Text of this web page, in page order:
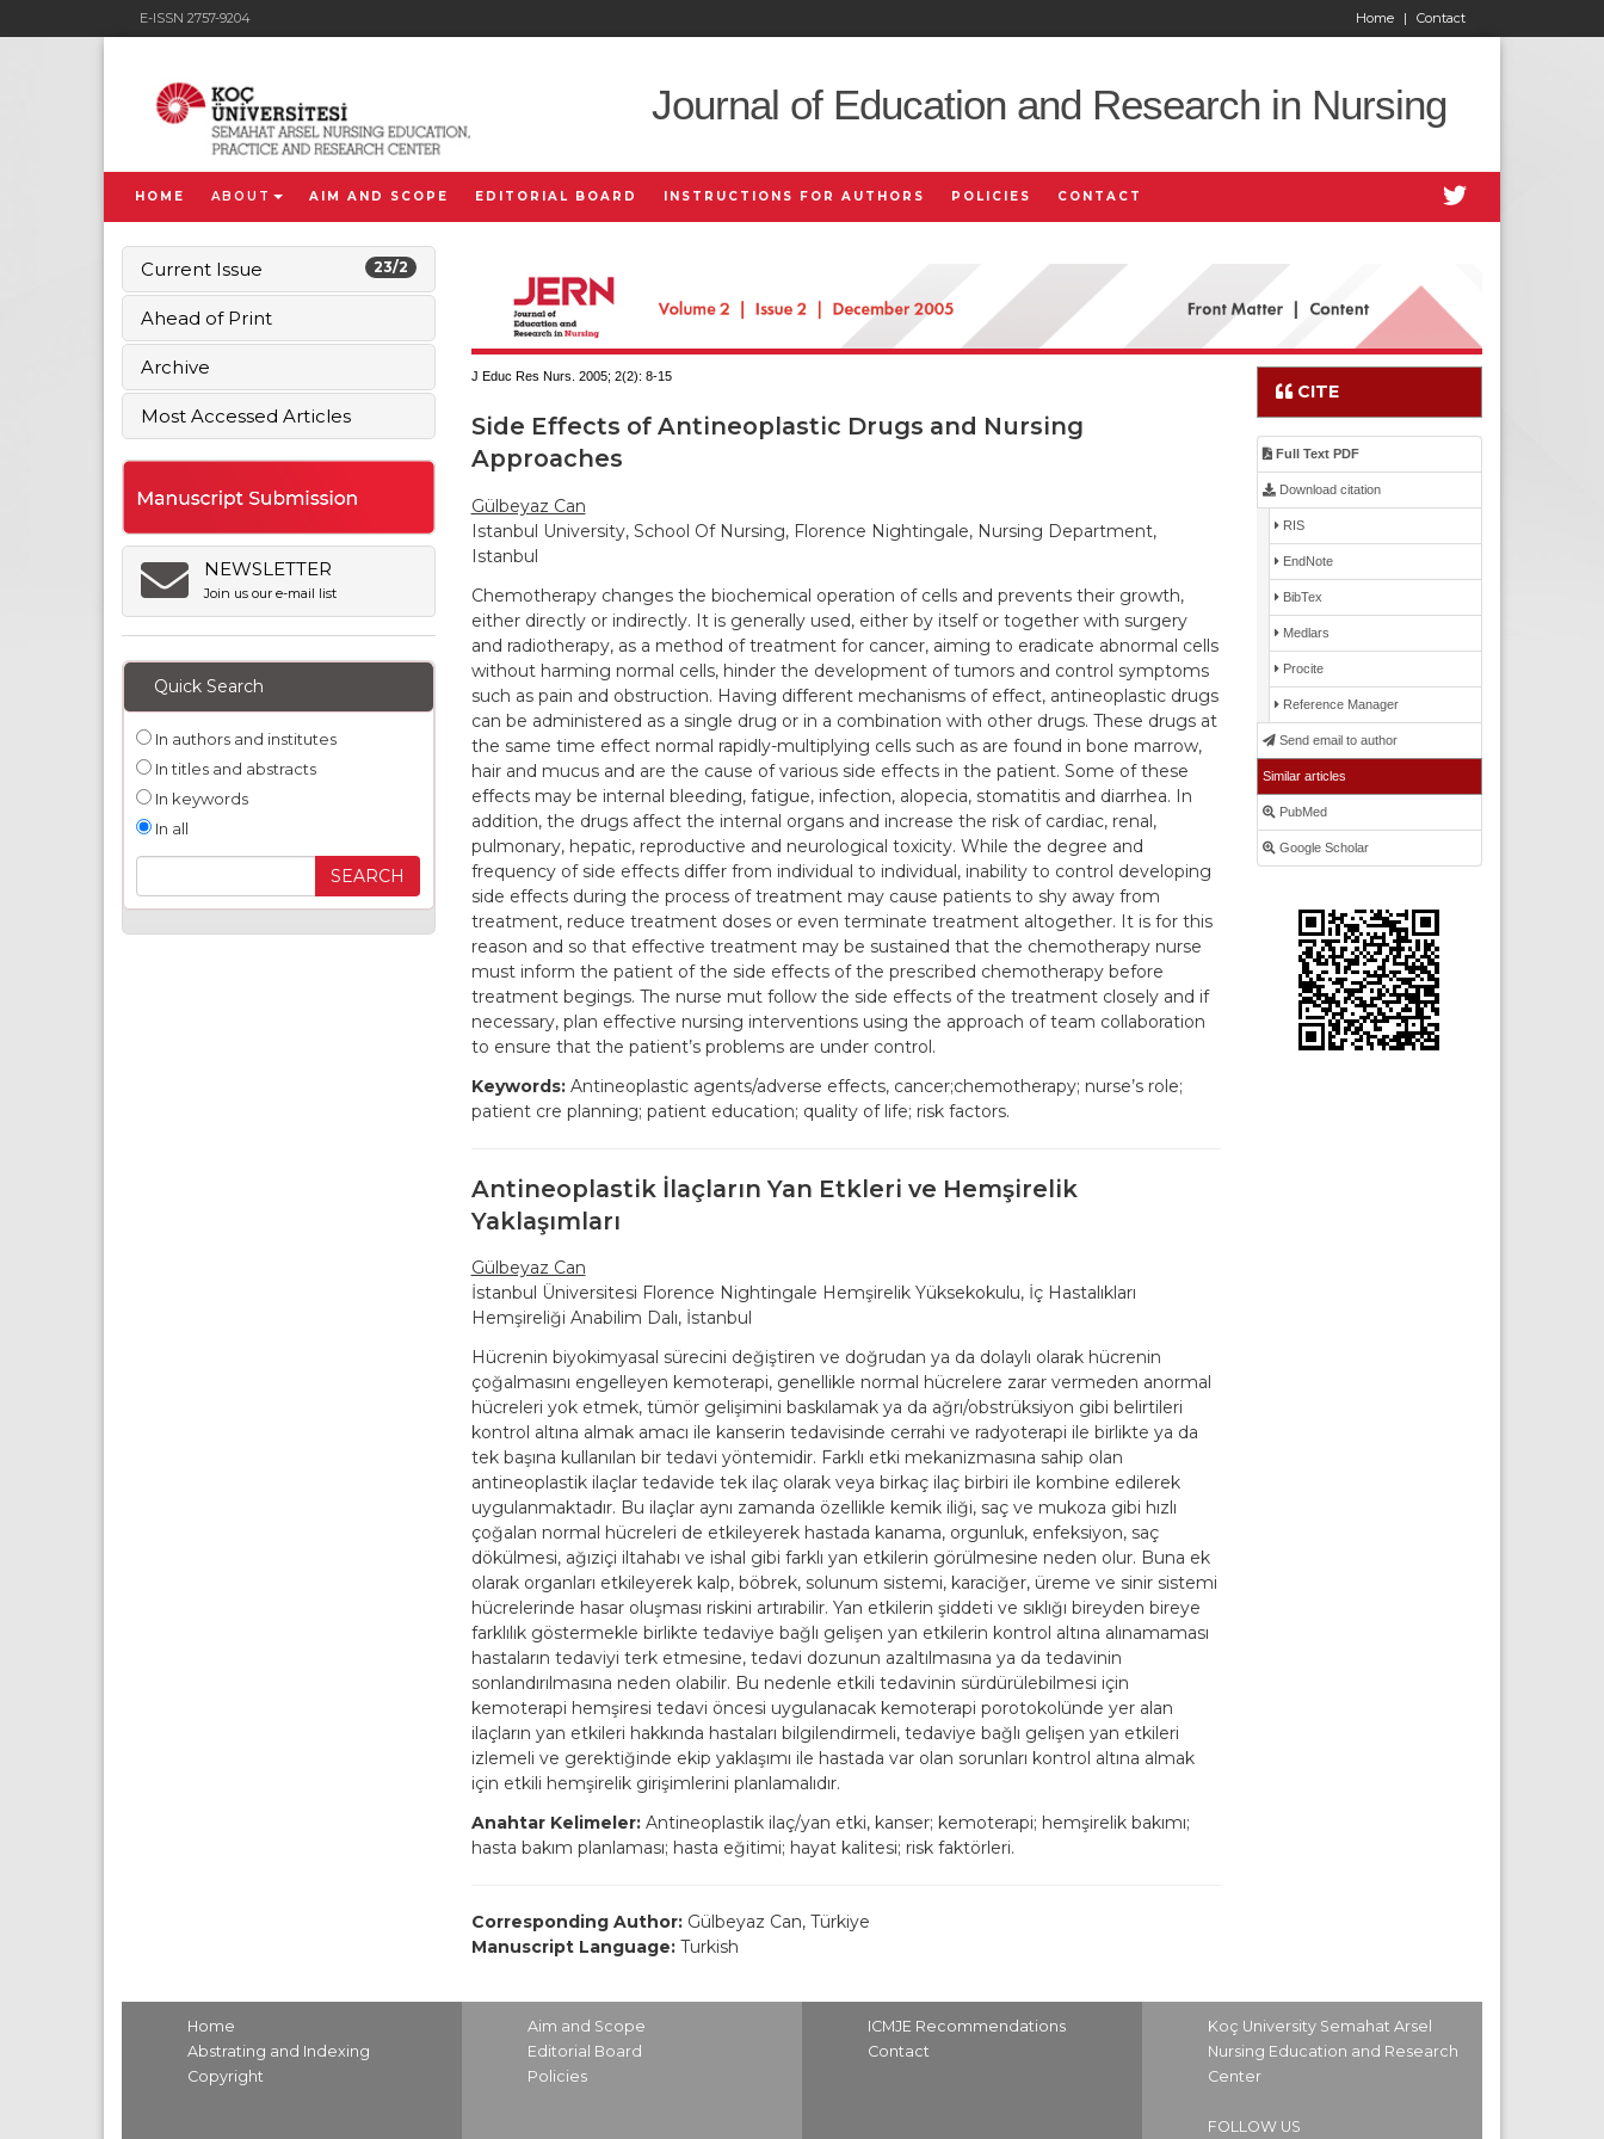
E-ISSN 2757-9204 Contact
Home |
Journal of Education and Research in Nursing
HOME ABOUT AIM AND SCOPE EDITORIAL BOARD INSTRUCTIONS FOR AUTHORS POLICIES CONTACT
23/2
Current Issue
Ahead of Print
Archive
Most Accessed Articles
NEWSLETTER
Join us our e-mail list
Quick Search
In authors and institutes
In titles and abstracts
In keywords
In all
J Educ Res Nurs. 2005; 2(2): 8-15
Side Effects of Antineoplastic Drugs and Nursing
Approaches
Gülbeyaz Can
Istanbul University, School Of Nursing, Florence Nightingale, Nursing Department,
Istanbul
Chemotherapy changes the biochemical operation of cells and prevents their growth,
either directly or indirectly. It is generally used, either by itself or together with surgery
and radiotherapy, as a method of treatment for cancer, aiming to eradicate abnormal cells
without harming normal cells, hinder the development of tumors and control symptoms
such as pain and obstruction. Having different mechanisms of effect, antineoplastic drugs
can be administered as a single drug or in a combination with other drugs. These drugs at
the same time effect normal rapidly-multiplying cells such as are found in bone marrow,
hair and mucus and are the cause of various side effects in the patient. Some of these
effects may be internal bleeding, fatigue, infection, alopecia, stomatitis and diarrhea. In
addition, the drugs affect the internal organs and increase the risk of cardiac, renal,
pulmonary, hepatic, reproductive and neurological toxicity. While the degree and
frequency of side effects differ from individual to individual, inability to control developing
side effects during the process of treatment may cause patients to shy away from
treatment, reduce treatment doses or even terminate treatment altogether. It is for this
reason and so that effective treatment may be sustained that the chemotherapy nurse
must inform the patient of the side effects of the prescribed chemotherapy before
treatment begings. The nurse mut follow the side effects of the treatment closely and if
necessary, plan effective nursing interventions using the approach of team collaboration
to ensure that the patient’s problems are under control.
Keywords:Antineoplastic agents/adverse effects, cancer;chemotherapy; nurse’s role;
patient cre planning; patient education; quality of life; risk factors.
Antineoplastik İlaçların Yan Etkleri ve Hemşirelik
Yaklaşımları
Gülbeyaz Can
İstanbul Üniversitesi Florence Nightingale Hemşirelik Yüksekokulu, İç Hastalıkları
Hemşireliği Anabilim Dalı, İstanbul
Hücrenin biyokimyasal sürecini değiştiren ve doğrudan ya da dolaylı olarak hücrenin
çoğalmasını engelleyen kemoterapi, genellikle normal hücrelere zarar vermeden anormal
hücreleri yok etmek, tümör gelişimini baskılamak ya da ağrı/obstrüksiyon gibi belirtileri
kontrol altına almak amacı ile kanserin tedavisinde cerrahi ve radyoterapi ile birlikte ya da
tek başına kullanılan bir tedavi yöntemidir. Farklı etki mekanizmasına sahip olan
antineoplastik ilaçlar tedavide tek ilaç olarak veya birkaç ilaç birbiri ile kombine edilerek
uygulanmaktadır. Bu ilaçlar aynı zamanda özellikle kemik iliği, saç ve mukoza gibi hızlı
çoğalan normal hücreleri de etkileyerek hastada kanama, orgunluk, enfeksiyon, saç
dökülmesi, ağıziçi iltahabı ve ishal gibi farklı yan etkilerin görülmesine neden olur. Buna ek
olarak organları etkileyerek kalp, böbrek, solunum sistemi, karaciğer, üreme ve sinir sistemi
hücrelerinde hasar oluşması riskini artırabilir. Yan etkilerin şiddeti ve sıklığı bireyden bireye
farklılık göstermekle birlikte tedaviye bağlı gelişen yan etkilerin kontrol altına alınamaması
hastaların tedaviyi terk etmesine, tedavi dozunun azaltılmasına ya da tedavinin
sonlandırılmasına neden olabilir. Bu nedenle etkili tedavinin sürdürülebilmesi için
kemoterapi hemşiresi tedavi öncesi uygulanacak kemoterapi porotokolünde yer alan
ilaçların yan etkileri hakkında hastaları bilgilendirmeli, tedaviye bağlı gelişen yan etkileri
izlemeli ve gerektiğinde ekip yaklaşımı ile hastada var olan sorunları kontrol altına almak
için etkili hemşirelik girişimlerini planlamalıdır.
Anahtar Kelimeler:Antineoplastik ilaç/yan etki, kanser; kemoterapi; hemşirelik bakımı;
hasta bakım planlaması; hasta eğitimi; hayat kalitesi; risk faktörleri.
Corresponding Author: Gülbeyaz Can, Türkiye
Manuscript Language: Turkish
CITE
Full Text PDF
Download citation
RIS
EndNote
BibTex
Medlars
Procite
Reference Manager
Send email to author
Similar articles
PubMed
Google Scholar
Home
Abstrating and Indexing
Copyright
Aim and Scope
Editorial Board
Policies
ICMJE Recommendations
Contact
Koç University Semahat Arsel
Nursing Education and Research
Center
FOLLOW US